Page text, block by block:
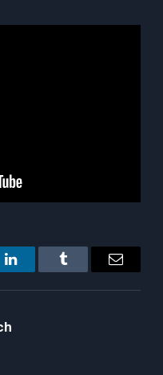
LinkedInTumblr Email